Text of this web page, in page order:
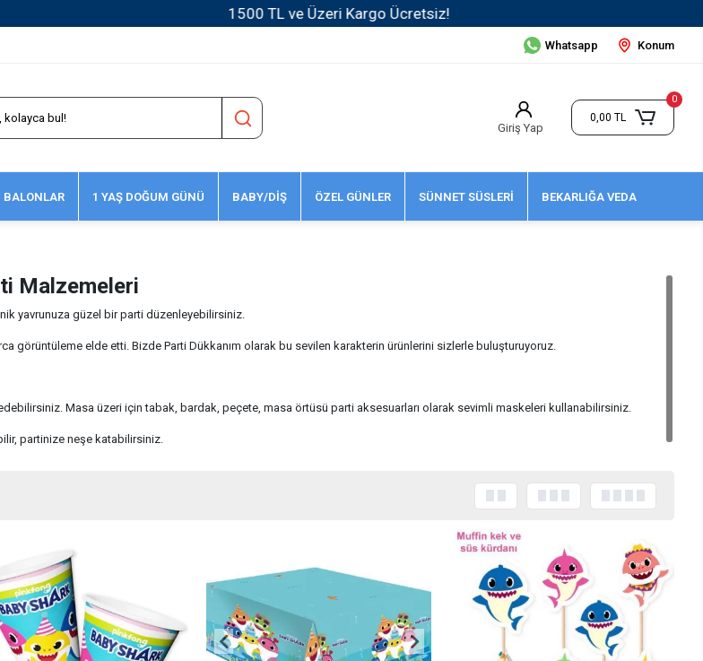
Whatsapp Konum
Giriş Yap
0
0,00 TL
BALONLAR 1 YAŞ DOĞUM GÜNÜ BABY/DİŞ ÖZEL GÜNLER SÜNNET SÜSLERİ BEKARLIĞA VEDA
Malzemeleri
yavrunuza güzel bir parti düzenleyebilirsiniz.
görüntüleme elde etti. Bizde Parti Dükkanım olarak bu sevilen karakterin ürünlerini sizlerle buluşturuyoruz.
Masa üzeri için tabak, bardak, peçete, masa örtüsü parti aksesuarları olarak sevimli maskeleri kullanabilirsiniz.
partinize neşe katabilirsiniz.